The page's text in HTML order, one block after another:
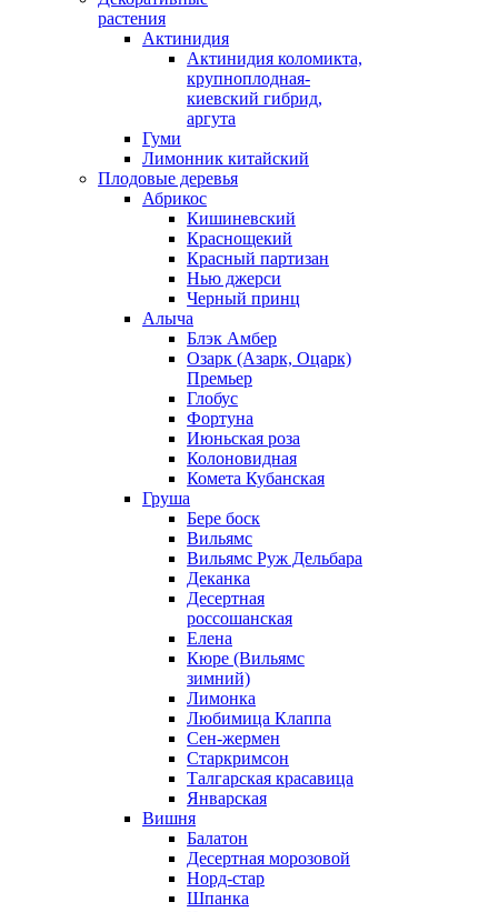
растения
Актинидия
Актинидия коломикта,
крупноплодная-
киевский гибрид,
аргута
Гуми
Лимонник китайский
Плодовые деревья
Абрикос
Кишиневский
Краснощекий
Красный партизан
Нью джерси
Черный принц
Алыча
Блэк Амбер
Озарк (Азарк, Оцарк)
Премьер
Глобус
Фортуна
Июньская роза
Колоновидная
Комета Кубанская
Груша
Бере боск
Вильямс
Вильямс Руж Дельбара
Деканка
Десертная
россошанская
Елена
Кюре (Вильямс
зимний)
Лимонка
Любимица Клаппа
Сен-жермен
Старкримсон
Талгарская красавица
Январская
Вишня
Балатон
Десертная морозовой
Норд-стар
Шпанка